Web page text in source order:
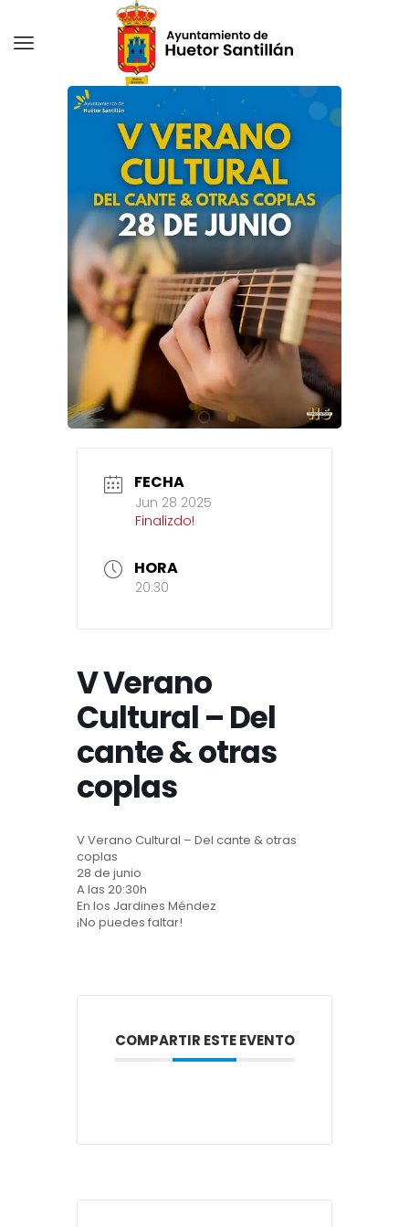
FECHA
Jun 28 2025
Finalizdo!
HORA
20:30
V Verano
Cultural – Del
cante & otras
coplas
V Verano Cultural – Del cante & otras
coplas
28 de junio
A las 20:30h
En los Jardines Méndez
¡No puedes faltar!
COMPARTIR ESTE EVENTO